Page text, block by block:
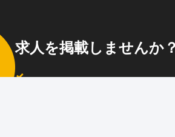
求人を掲載しませんか